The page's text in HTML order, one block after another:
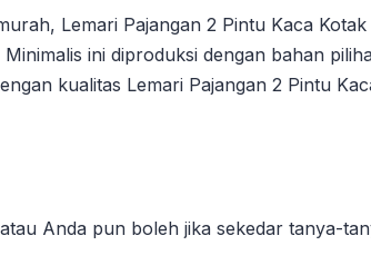
Lemari Pajangan 2 Pintu Kaca
ini diproduksi dengan bahan
kualitas Lemari Pajangan 2 Pintu
Anda pun boleh jika sekedar tanya-